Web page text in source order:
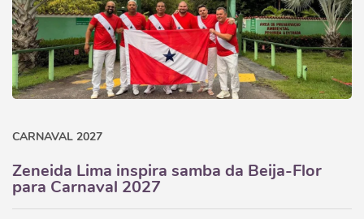
CARNAVAL 2027
Zeneida Lima inspira samba da Beija-Flor
para Carnaval 2027